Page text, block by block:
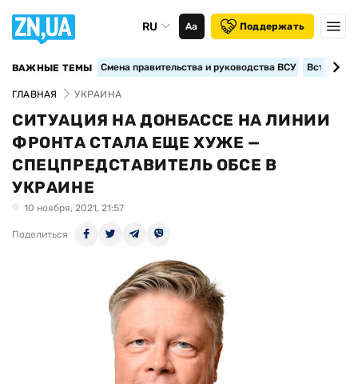
RU Аа Поддержать
ВАЖНЫЕ ТЕМЫ Смена правительства и руководства ВСУ
ГЛАВНАЯ УКРАИНА
СИТУАЦИЯ НА ДОНБАССЕ НА ЛИНИИ
ФРОНТА СТАЛА ЕЩЕ ХУЖЕ —
СПЕЦПРЕДСТАВИТЕЛЬ ОБСЕ В
УКРАИНЕ
10 ноября, 2021, 21:57
Поделиться